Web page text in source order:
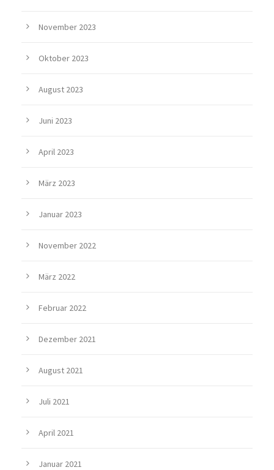
November 2023
Oktober 2023
August 2023
Juni 2023
April 2023
März 2023
Januar 2023
November 2022
März 2022
Februar 2022
Dezember 2021
August 2021
Juli 2021
April 2021
Januar 2021